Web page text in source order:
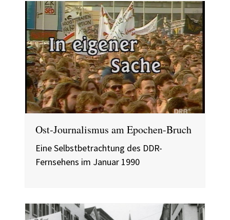
Ost-Journalismus am Epochen-Bruch
Eine Selbstbetrachtung des DDR-
Fernsehens im Januar 1990